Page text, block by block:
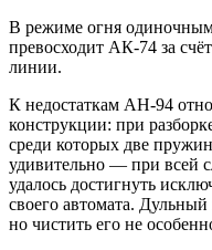
В режиме огня
превосходит АК-74 за
линии.
К недостаткам АН-94
конструкции: при
среди которых две
удивительно — при всей
удалось достигнуть
своего автомата.
но чистить его не